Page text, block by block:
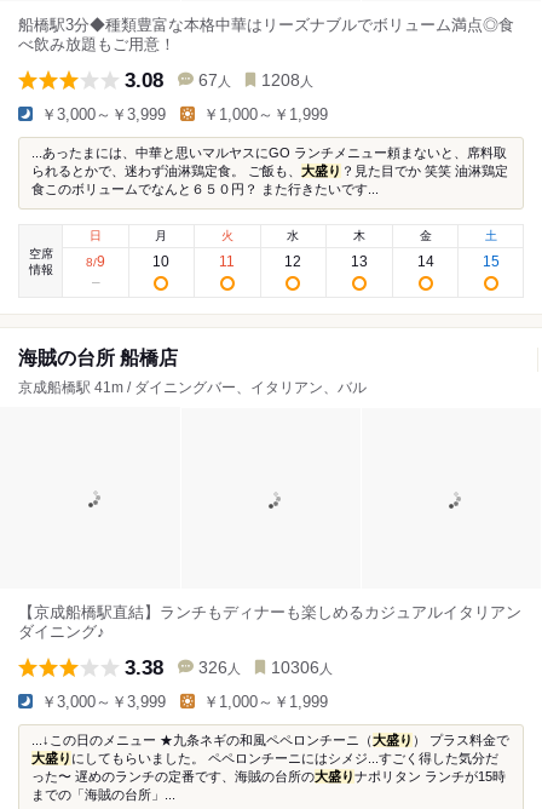
船橋駅3分◆種類豊富な本格中華はリーズナブルでボリューム満点◎食
べ飲み放題もご用意！
3.08 67 人 1208 人
￥3,000～￥3,999 ￥1,000～￥1,999
...あったまには、中華と思いマルヤスにGO ランチメニュー頼まないと、席料取
られるとかで、迷わず油淋鶏定食。 ご飯も、 大盛り ？見た目でか 笑笑 油淋鶏定
食このボリュームでなんと６５０円？ また行きたいです...
空席
情報
日
8/9
月
10
火
11
水
12
木
13
金
14
土
15
海賊の台所 船橋店
京成船橋駅 41m / ダイニングバー、イタリアン、バル
【京成船橋駅直結】ランチもディナーも楽しめるカジュアルイタリアン
ダイニング♪
3.38 326 人 10306 人
￥3,000～￥3,999 ￥1,000～￥1,999
...↓この日のメニュー ★九条ネギの和風ペペロンチーニ（大盛り ） プラス料金で
大盛り にしてもらいました。 ペペロンチーニにはシメジ...すごく得した気分だ
った〜 遅めのランチの定番です、海賊の台所の大盛りナポリタン ランチが15時
までの「海賊の台所」...